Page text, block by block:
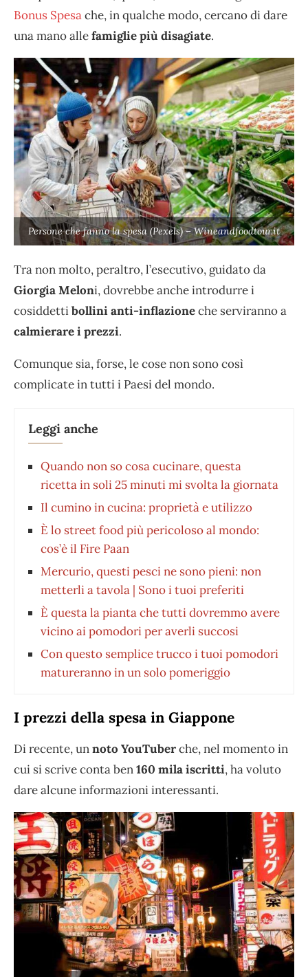
Bonus Spesache, in qualche modo, cercano di dare
una mano allefamiglie più disagiate.
Persone che fanno la spesa (Pexels) – Wineandfoodtour.it
Tra non molto, peraltro, l’esecutivo, guidato da
Giorgia Meloni, dovrebbe anche introdurre i
cosiddettibollini anti-inflazioneche serviranno a
calmierare i prezzi.
Comunque sia, forse, le cose non sono così
complicate in tutti i Paesi del mondo.
Leggi anche
Quando non so cosa cucinare, questa
ricetta in soli 25 minuti mi svolta la giornata
Il cumino in cucina: proprietà e utilizzo
È lo street food più pericoloso al mondo:
cos’è il Fire Paan
Mercurio, questi pesci ne sono pieni: non
metterli a tavola | Sono i tuoi preferiti
È questa la pianta che tutti dovremmo avere
vicino ai pomodori per averli succosi
Con questo semplice trucco i tuoi pomodori
matureranno in un solo pomeriggio
I prezzi della spesa in Giappone
Di recente, unnoto YouTuberche, nel momento in
cui si scrive conta ben160 mila iscritti, ha voluto
dare alcune informazioni interessanti.